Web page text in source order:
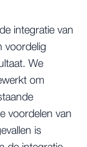
integratie van
voordelig
We
om
voordelen van
is